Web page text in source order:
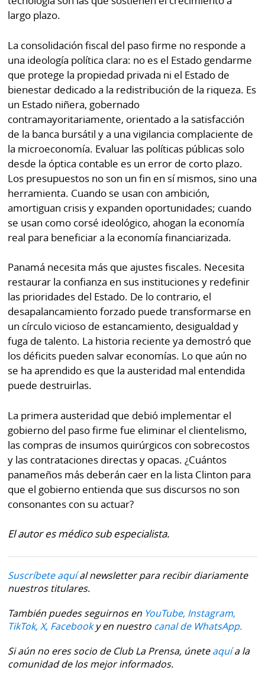
largo plazo.
La consolidación fiscal del paso firme no responde a
una ideología política clara: no es el Estado gendarme
que protege la propiedad privada ni el Estado de
bienestar dedicado a la redistribución de la riqueza. Es
un Estado niñera, gobernado
contramayoritariamente, orientado a la satisfacción
de la banca bursátil y a una vigilancia complaciente de
la microeconomía. Evaluar las políticas públicas solo
desde la óptica contable es un error de corto plazo.
Los presupuestos no son un fin en sí mismos, sino una
herramienta. Cuando se usan con ambición,
amortiguan crisis y expanden oportunidades; cuando
se usan como corsé ideológico, ahogan la economía
real para beneficiar a la economía financiarizada.
Panamá necesita más que ajustes fiscales. Necesita
restaurar la confianza en sus instituciones y redefinir
las prioridades del Estado. De lo contrario, el
desapalancamiento forzado puede transformarse en
un círculo vicioso de estancamiento, desigualdad y
fuga de talento. La historia reciente ya demostró que
los déficits pueden salvar economías. Lo que aún no
se ha aprendido es que la austeridad mal entendida
puede destruirlas.
La primera austeridad que debió implementar el
gobierno del paso firme fue eliminar el clientelismo,
las compras de insumos quirúrgicos con sobrecostos
y las contrataciones directas y opacas. ¿Cuántos
panameños más deberán caer en la lista Clinton para
que el gobierno entienda que sus discursos no son
consonantes con su actuar?
El autor es médico sub especialista.
Suscríbete aquíal newsletter para recibir diariamente
nuestros titulares.
También puedes seguirnos en YouTube, Instagram,
TikTok, X, Facebooky en nuestro canal de WhatsApp.
Si aún no eres socio de Club La Prensa, úneteaquía la
comunidad de los mejor informados.